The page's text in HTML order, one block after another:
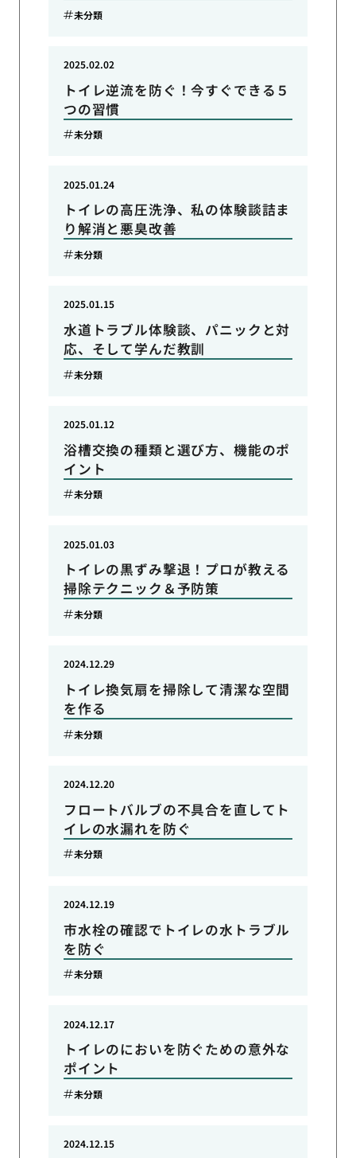
未分類
トイレ逆流を防ぐ！今すぐできる５
つの習慣
2025.02.02
未分類
トイレの高圧洗浄、私の体験談詰ま
り解消と悪臭改善
2025.01.24
未分類
水道トラブル体験談、パニックと対
応、そして学んだ教訓
2025.01.15
未分類
浴槽交換の種類と選び方、機能のポ
イント
2025.01.12
未分類
トイレの黒ずみ撃退！プロが教える
掃除テクニック＆予防策
2025.01.03
未分類
トイレ換気扇を掃除して清潔な空間
を作る
2024.12.29
未分類
フロートバルブの不具合を直してト
イレの水漏れを防ぐ
2024.12.20
未分類
市水栓の確認でトイレの水トラブル
を防ぐ
2024.12.19
未分類
トイレのにおいを防ぐための意外な
ポイント
2024.12.17
未分類
2024.12.15